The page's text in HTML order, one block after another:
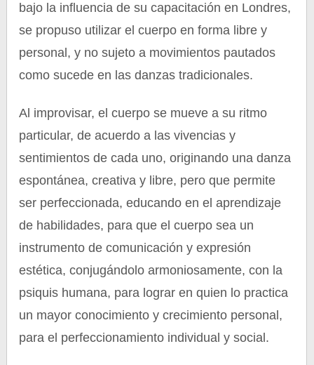
bajo la influencia de su capacitación en Londres,
se propuso utilizar el cuerpo en forma libre y
personal, y no sujeto a movimientos pautados
como sucede en las danzas tradicionales.
Al improvisar, el cuerpo se mueve a su ritmo
particular, de acuerdo a las vivencias y
sentimientos de cada uno, originando una danza
espontánea, creativa y libre, pero que permite
ser perfeccionada, educando en el aprendizaje
de habilidades, para que el cuerpo sea un
instrumento de comunicación y expresión
estética, conjugándolo armoniosamente, con la
psiquis humana, para lograr en quien lo practica
un mayor conocimiento y crecimiento personal,
para el perfeccionamiento individual y social.